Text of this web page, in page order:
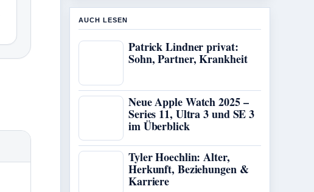
AUCH LESEN
Patrick Lindner privat:
Sohn, Partner, Krankheit
Neue Apple Watch 2025 –
Series 11, Ultra 3 und SE 3
im Überblick
Tyler Hoechlin: Alter,
Herkunft, Beziehungen &
Karriere